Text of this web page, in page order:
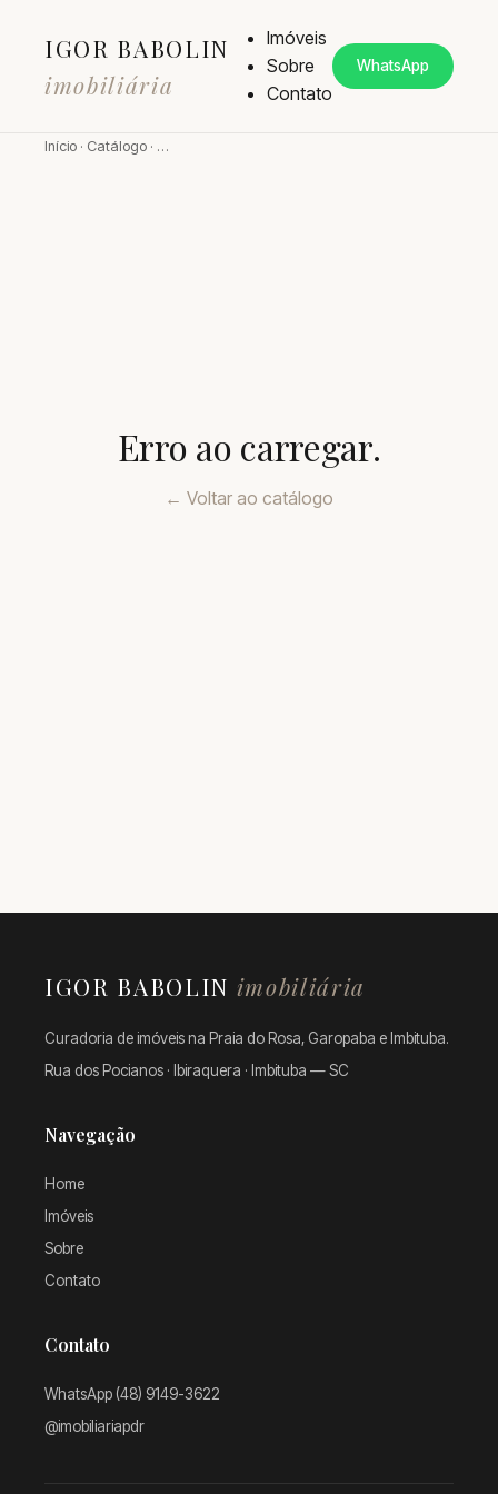
IGOR BABOLIN
imobiliária
Imóveis
Sobre
Contato
WhatsApp
Início · Catálogo · …
Erro ao carregar.
← Voltar ao catálogo
IGOR BABOLIN imobiliária
Curadoria de imóveis na Praia do Rosa, Garopaba e Imbituba.
Rua dos Pocianos · Ibiraquera · Imbituba — SC
Navegação
Home
Imóveis
Sobre
Contato
Contato
WhatsApp (48) 9149-3622
@imobiliariapdr